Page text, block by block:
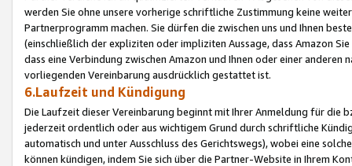
werden Sie ohne unsere vorherige schriftliche Zustimmung keine
Partnerprogramm machen. Sie dürfen die zwischen uns und Ihnen
(einschließlich der expliziten oder impliziten Aussage, dass Amazon
dass eine Verbindung zwischen Amazon und Ihnen oder einer
vorliegenden Vereinbarung ausdrücklich gestattet ist.
6.Laufzeit und Kündigung
Die Laufzeit dieser Vereinbarung beginnt mit Ihrer Anmeldung für die
jederzeit ordentlich oder aus wichtigem Grund durch schriftliche
automatisch und unter Ausschluss des Gerichtswegs), wobei eine
können kündigen, indem Sie sich über die Partner-Website in Ihrem